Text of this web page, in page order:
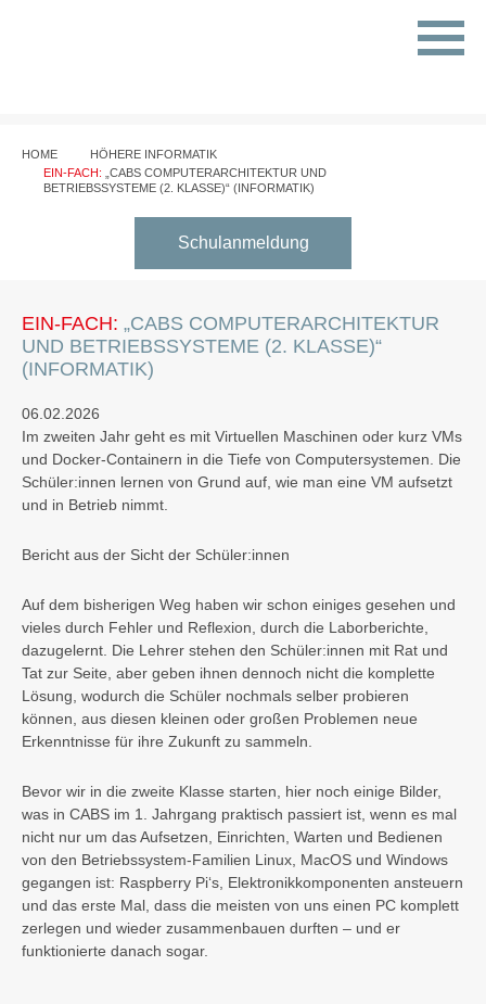
HOME
HÖHERE INFORMATIK
EIN-FACH:
„CABS COMPUTERARCHITEKTUR UND
BETRIEBSSYSTEME (2. KLASSE)“ (INFORMATIK)
Schulanmeldung
EIN-FACH: „CABS COMPUTERARCHITEKTUR
UND BETRIEBSSYSTEME (2. KLASSE)“
(INFORMATIK)
06.02.2026
Im zweiten Jahr geht es mit Virtuellen Maschinen oder kurz VMs
und Docker-Containern in die Tiefe von Computersystemen. Die
Schüler:innen lernen von Grund auf, wie man eine VM aufsetzt
und in Betrieb nimmt
Bericht aus der Sicht der Schüler:innen
Auf dem bisherigen Weg haben wir schon einiges gesehen und
vieles durch Fehler und Reflexion, durch die Laborberichte,
dazugelernt. Die Lehrer stehen den Schüler:innen mit Rat und
Tat zur Seite, aber geben ihnen dennoch nicht die komplette
Lösung, wodurch die Schüler nochmals selber probieren
können, aus diesen kleinen oder großen Problemen neue
Erkenntnisse für ihre Zukunft zu sammeln.
Bevor wir in die zweite Klasse starten, hier noch einige Bilder,
was in CABS im 1. Jahrgang praktisch passiert ist, wenn es mal
nicht nur um das Aufsetzen, Einrichten, Warten und Bedienen
von den Betriebssystem-Familien Linux, MacOS und Windows
gegangen ist: Raspberry Pi‘s, Elektronikkomponenten ansteuern
und das erste Mal, dass die meisten von uns einen PC komplett
zerlegen und wieder zusammenbauen durften – und er
funktionierte danach sogar.